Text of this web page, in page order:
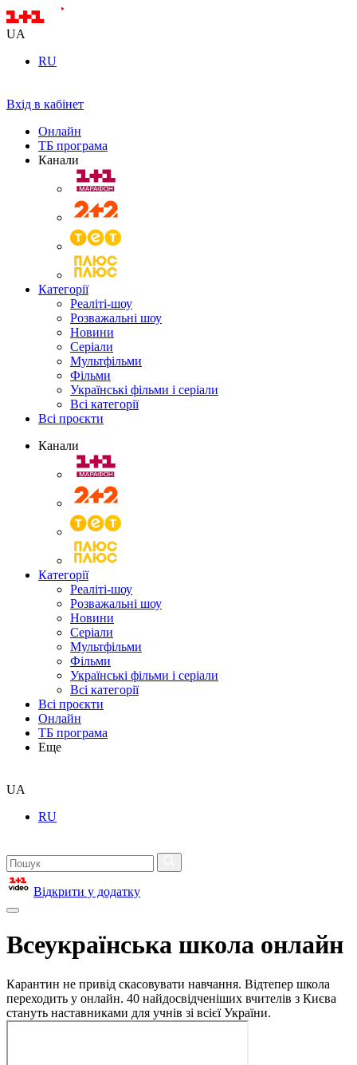
UA
RU
Вхід в кабінет
Онлайн
ТБ програма
Канали
Категорії
Реаліті-шоу
Розважальні шоу
Новини
Серіали
Мультфільми
Фільми
Українські фільми і серіали
Всі категорії
Всі проєкти
Канали
Категорії
Реаліті-шоу
Розважальні шоу
Новини
Серіали
Мультфільми
Фільми
Українські фільми і серіали
Всі категорії
Всі проєкти
Онлайн
ТБ програма
Еще
UA
RU
Відкрити у додатку
Всеукраїнська школа онлайн
Карантин не привід скасовувати навчання. Відтепер школа
переходить у онлайн. 40 найдосвідченіших вчителів з Києва
стануть наставниками для учнів зі всієї України.